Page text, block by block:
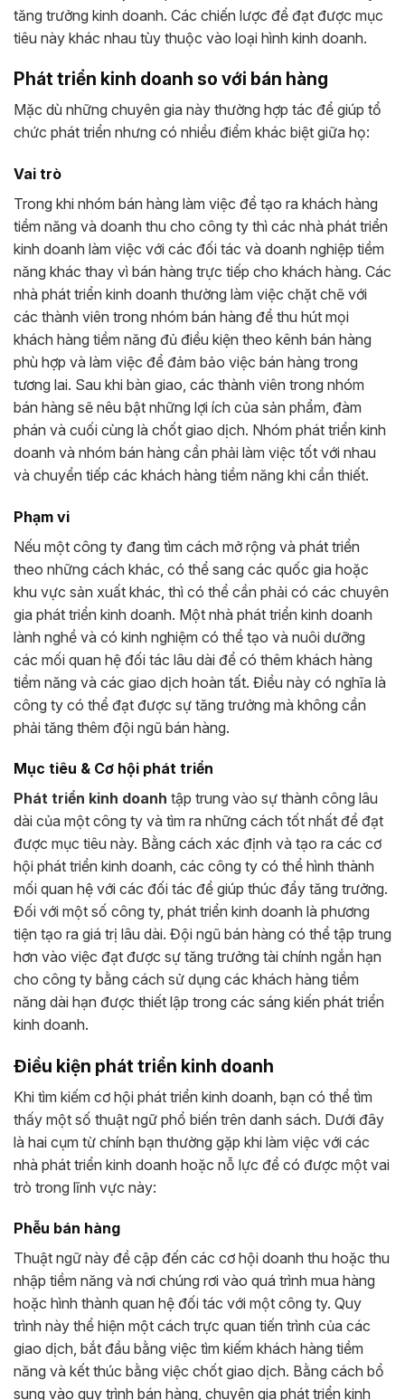
tăng trưởng kinh doanh. Các chiến lược để đạt được mục
tiêu này khác nhau tùy thuộc vào loại hình kinh doanh.
Phát triển kinh doanh so với bán hàng
Mặc dù những chuyên gia này thường hợp tác để giúp tổ
chức phát triển nhưng có nhiều điểm khác biệt giữa họ:
Vai trò
Trong khi nhóm bán hàng làm việc để tạo ra khách hàng
tiềm năng và doanh thu cho công ty thì các nhà phát triển
kinh doanh làm việc với các đối tác và doanh nghiệp tiềm
năng khác thay vì bán hàng trực tiếp cho khách hàng. Các
nhà phát triển kinh doanh thường làm việc chặt chẽ với
các thành viên trong nhóm bán hàng để thu hút mọi
khách hàng tiềm năng đủ điều kiện theo kênh bán hàng
phù hợp và làm việc để đảm bảo việc bán hàng trong
tương lai. Sau khi bàn giao, các thành viên trong nhóm
bán hàng sẽ nêu bật những lợi ích của sản phẩm, đàm
phán và cuối cùng là chốt giao dịch. Nhóm phát triển kinh
doanh và nhóm bán hàng cần phải làm việc tốt với nhau
và chuyển tiếp các khách hàng tiềm năng khi cần thiết.
Phạm vi
Nếu một công ty đang tìm cách mở rộng và phát triển
theo những cách khác, có thể sang các quốc gia hoặc
khu vực sản xuất khác, thì có thể cần phải có các chuyên
gia phát triển kinh doanh. Một nhà phát triển kinh doanh
lành nghề và có kinh nghiệm có thể tạo và nuôi dưỡng
các mối quan hệ đối tác lâu dài để có thêm khách hàng
tiềm năng và các giao dịch hoàn tất. Điều này có nghĩa là
công ty có thể đạt được sự tăng trưởng mà không cần
phải tăng thêm đội ngũ bán hàng.
Mục tiêu & Cơ hội phát triển
Phát triển kinh doanh tập trung vào sự thành công lâu
dài của một công ty và tìm ra những cách tốt nhất để đạt
được mục tiêu này. Bằng cách xác định và tạo ra các cơ
hội phát triển kinh doanh, các công ty có thể hình thành
mối quan hệ với các đối tác để giúp thúc đẩy tăng trưởng.
Đối với một số công ty, phát triển kinh doanh là phương
tiện tạo ra giá trị lâu dài. Đội ngũ bán hàng có thể tập trung
hơn vào việc đạt được sự tăng trưởng tài chính ngắn hạn
cho công ty bằng cách sử dụng các khách hàng tiềm
năng dài hạn được thiết lập trong các sáng kiến ​​phát triển
kinh doanh.
Điều kiện phát triển kinh doanh
Khi tìm kiếm cơ hội phát triển kinh doanh, bạn có thể tìm
thấy một số thuật ngữ phổ biến trên danh sách. Dưới đây
là hai cụm từ chính bạn thường gặp khi làm việc với các
nhà phát triển kinh doanh hoặc nỗ lực để có được một vai
trò trong lĩnh vực này:
Phễu bán hàng
Thuật ngữ này đề cập đến các cơ hội doanh thu hoặc thu
nhập tiềm năng và nơi chúng rơi vào quá trình mua hàng
hoặc hình thành quan hệ đối tác với một công ty. Quy
trình này thể hiện một cách trực quan tiến trình của các
giao dịch, bắt đầu bằng việc tìm kiếm khách hàng tiềm
năng và kết thúc bằng việc chốt giao dịch. Bằng cách bổ
sung vào quy trình bán hàng, chuyên gia phát triển kinh